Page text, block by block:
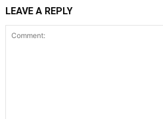
LEAVE A REPLY